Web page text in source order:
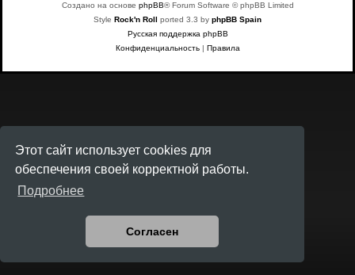
Этот сайт использует cookies для
обеспечения своей корректной работы.
Подробнее
Согласен
Создано на основе phpBB® Forum Software © phpBB Limited
Style Rock'n Roll ported 3.3 by phpBB Spain
Русская поддержка phpBB
Конфиденциальность| Правила